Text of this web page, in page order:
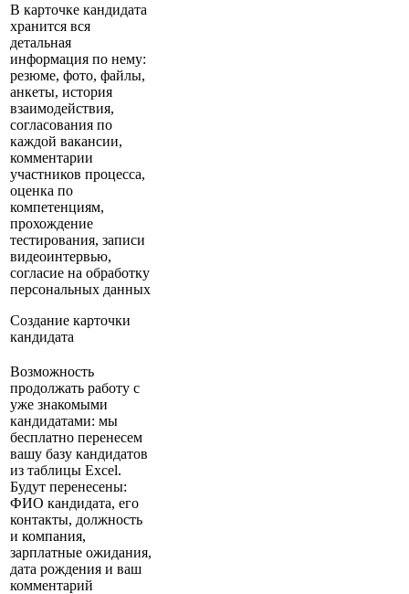
В карточке кандидата
хранится вся
детальная
информация по нему:
резюме, фото, файлы,
анкеты, история
взаимодействия,
согласования по
каждой вакансии,
комментарии
участников процесса,
оценка по
компетенциям,
прохождение
тестирования, записи
видеоинтервью,
согласие на обработку
персональных данных
Создание карточки
кандидата
Возможность
продолжать работу с
уже знакомыми
кандидатами: мы
бесплатно перенесем
вашу базу кандидатов
из таблицы Excel.
Будут перенесены:
ФИО кандидата, его
контакты, должность
и компания,
зарплатные ожидания,
дата рождения и ваш
комментарий